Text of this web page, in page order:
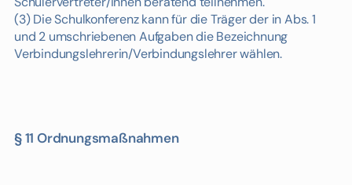
(3) Die Schulkonferenz kann für die Träger der in Abs. 1
und 2 umschriebenen Aufgaben die Bezeichnung
Verbindungslehrerin/Verbindungslehrer wählen.
§ 11 Ordnungsmaßnahmen